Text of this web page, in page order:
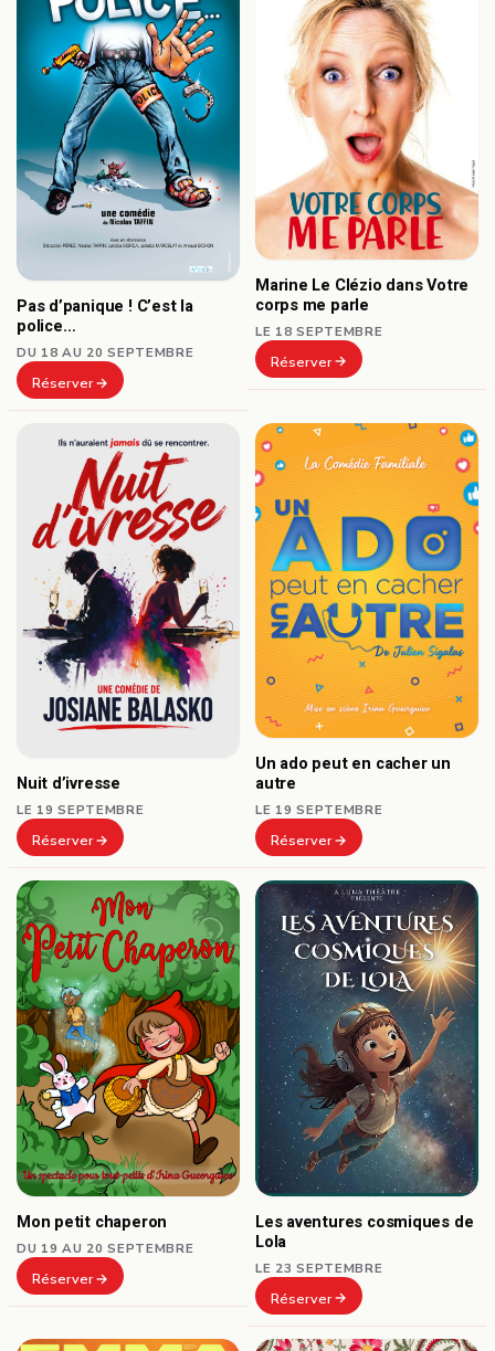
Pas d’panique ! C’est la
police…
DU 18 AU 20 SEPTEMBRE
Réserver
Marine Le Clézio dans Votre
corps me parle
LE 18 SEPTEMBRE
Réserver
Nuit d’ivresse
LE 19 SEPTEMBRE
Réserver
Un ado peut en cacher un
autre
LE 19 SEPTEMBRE
Réserver
Mon petit chaperon
DU 19 AU 20 SEPTEMBRE
Réserver
Les aventures cosmiques de
Lola
LE 23 SEPTEMBRE
Réserver